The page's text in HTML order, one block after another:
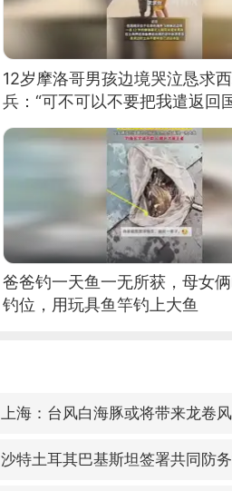
12岁摩洛哥男孩边境哭泣恳求
兵：“可不可以不要把我遣返回
爸爸钓一天鱼一无所获，母女
钓位，用玩具鱼竿钓上大鱼
上海：台风白海豚或将带来龙卷风
沙特土耳其巴基斯坦签署共同防